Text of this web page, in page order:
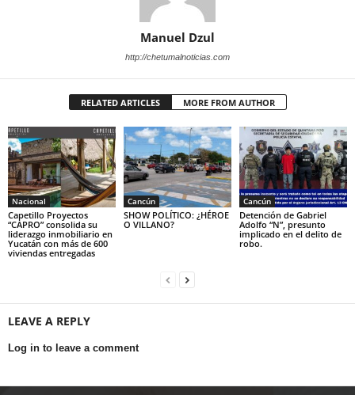
Manuel Dzul
http://chetumalnoticias.com
RELATED ARTICLES MORE FROM AUTHOR
Nacional
Capetillo Proyectos
“CAPRO” consolida su
liderazgo inmobiliario en
Yucatán con más de 600
viviendas entregadas
Cancún
SHOW POLÍTICO: ¿HÉROE
O VILLANO?
Cancún
Detención de Gabriel
Adolfo “N”, presunto
implicado en el delito de
robo.
LEAVE A REPLY
Log in to leave a comment